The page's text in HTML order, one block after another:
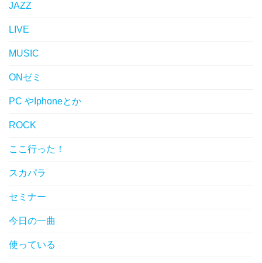
JAZZ
LIVE
MUSIC
ONゼミ
PC やIphoneとか
ROCK
ここ行った！
スカパラ
セミナー
今日の一曲
使っている